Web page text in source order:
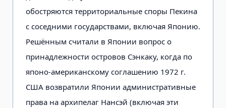
обостряются территориальные споры Пекина
с соседними государствами, включая Японию.
Решённым считали в Японии вопрос о
принадлежности островов Сэнкаку, когда по
японо-американскому соглашению 1972 г.
США возвратили Японии административные
права на архипелаг Нансэй (включая эти